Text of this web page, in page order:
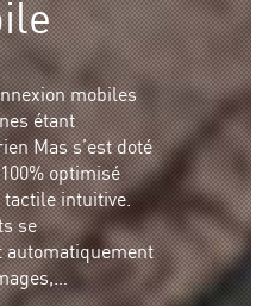
mobiles
étant
Mas s’est doté
optimisé
intuitive.
se
automatiquement